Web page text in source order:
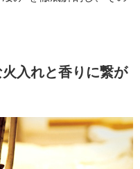
入れと香りに繋が